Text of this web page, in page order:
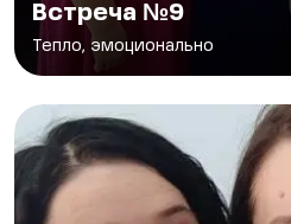
Встреча №9
Тепло, эмоционально